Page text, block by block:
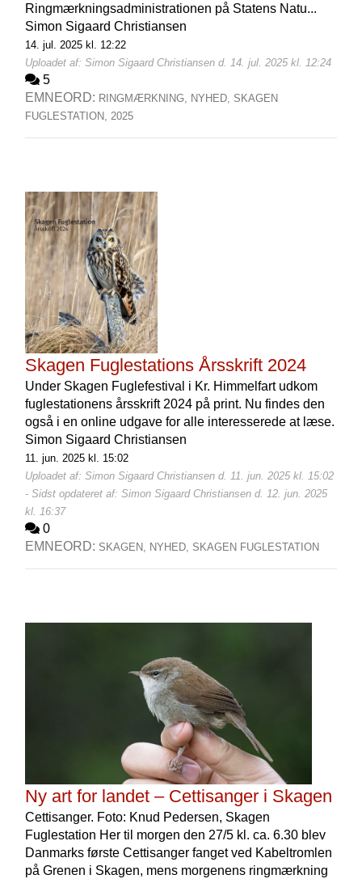
Ringmærkningsadministrationen på Statens Natu...
Simon Sigaard Christiansen
14. jul. 2025 kl. 12:22
Uploadet af: Simon Sigaard Christiansen d. 14. jul. 2025 kl. 12:24
5
EMNEORD: RINGMÆRKNING, NYHED, SKAGEN
FUGLESTATION, 2025
Skagen Fuglestations Årsskrift 2024
Under Skagen Fuglefestival i Kr. Himmelfart udkom
fuglestationens årsskrift 2024 på print. Nu findes den
også i en online udgave for alle interesserede at læse.
Simon Sigaard Christiansen
11. jun. 2025 kl. 15:02
Uploadet af: Simon Sigaard Christiansen d. 11. jun. 2025 kl. 15:02
- Sidst opdateret af: Simon Sigaard Christiansen d. 12. jun. 2025
kl. 16:37
0
EMNEORD: SKAGEN, NYHED, SKAGEN FUGLESTATION
Ny art for landet – Cettisanger i Skagen
Cettisanger. Foto: Knud Pedersen, Skagen
Fuglestation Her til morgen den 27/5 kl. ca. 6.30 blev
Danmarks første Cettisanger fanget ved Kabeltromlen
på Grenen i Skagen, mens morgenens ringmærkning